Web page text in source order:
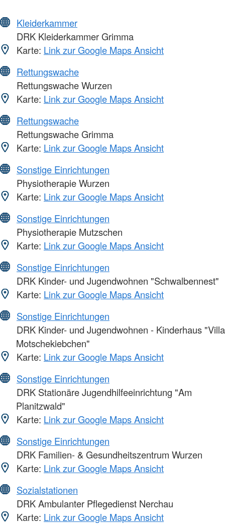
Kleiderkammer
DRK Kleiderkammer Grimma
Karte: Link zur Google Maps Ansicht
Rettungswache
Rettungswache Wurzen
Karte: Link zur Google Maps Ansicht
Rettungswache
Rettungswache Grimma
Karte: Link zur Google Maps Ansicht
Sonstige Einrichtungen
Physiotherapie Wurzen
Karte: Link zur Google Maps Ansicht
Sonstige Einrichtungen
Physiotherapie Mutzschen
Karte: Link zur Google Maps Ansicht
Sonstige Einrichtungen
DRK Kinder- und Jugendwohnen "Schwalbennest"
Karte: Link zur Google Maps Ansicht
Sonstige Einrichtungen
DRK Kinder- und Jugendwohnen - Kinderhaus "Villa
Motschekiebchen"
Karte: Link zur Google Maps Ansicht
Sonstige Einrichtungen
DRK Stationäre Jugendhilfeeinrichtung "Am
Planitzwald"
Karte: Link zur Google Maps Ansicht
Sonstige Einrichtungen
DRK Familien- & Gesundheitszentrum Wurzen
Karte: Link zur Google Maps Ansicht
Sozialstationen
DRK Ambulanter Pflegedienst Nerchau
Karte: Link zur Google Maps Ansicht